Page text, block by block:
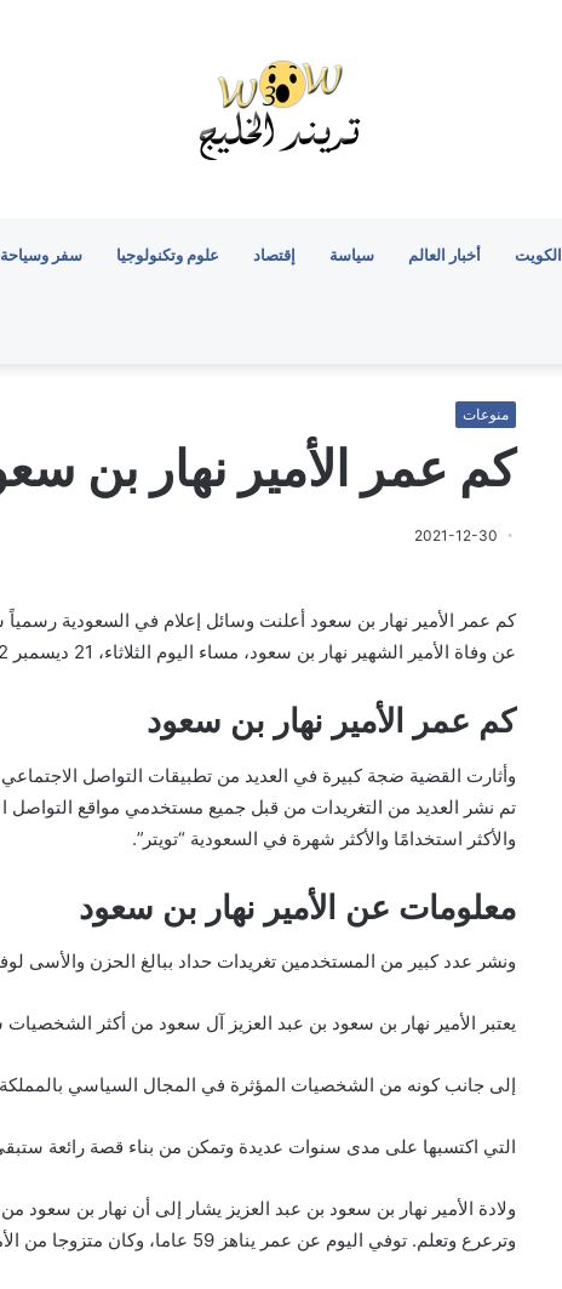
الكويت أخبار العالم سياسة إقتصاد علوم وتكنولوجيا سفر وسياحة
منوعات
كم عمر الأمير نهار بن
2021-12-30
كم عمر الأمير نهار بن سعود أعلنت وسائل إعلام في السعودية رسمياً
عن وفاة الأمير الشهير نهار بن سعود، مساء اليوم الثلاثاء، 21 ديسمبر 2022، بعد مرضه.
كم عمر الأمير نهار بن سعود
وأثارت القضية ضجة كبيرة في العديد من تطبيقات التواصل
تم نشر العديد من التغريدات من قبل جميع مستخدمي مواقع التواصل
والأكثر استخدامًا والأكثر شهرة في السعودية “تويتر”.
معلومات عن الأمير نهار بن سعود
ونشر عدد كبير من المستخدمين تغريدات حداد ببالغ الحزن والأسى
يعتبر الأمير نهار بن سعود بن عبد العزيز آل سعود من أكثر
إلى جانب كونه من الشخصيات المؤثرة في المجال السياسي
التي اكتسبها على مدى سنوات عديدة وتمكن من بناء قصة رائعة
وترعرع وتعلم. توفي اليوم عن عمر يناهز 59 عاما، وكان متزوجا من الأميرة مها بنت عبد العزيز آل سعود.